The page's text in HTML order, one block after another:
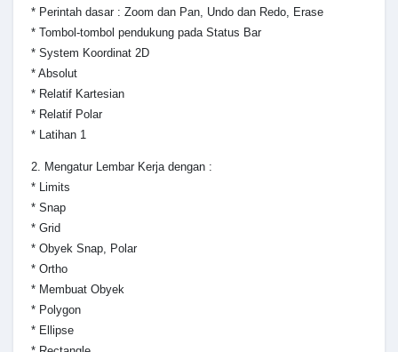
* Perintah dasar : Zoom dan Pan, Undo dan Redo, Erase
* Tombol-tombol pendukung pada Status Bar
* System Koordinat 2D
* Absolut
* Relatif Kartesian
* Relatif Polar
* Latihan 1
2. Mengatur Lembar Kerja dengan :
* Limits
* Snap
* Grid
* Obyek Snap, Polar
* Ortho
* Membuat Obyek
* Polygon
* Ellipse